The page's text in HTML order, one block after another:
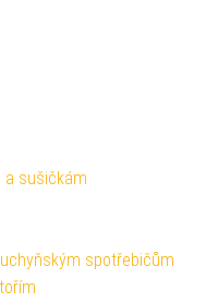
a sušičkám
spotřebičům